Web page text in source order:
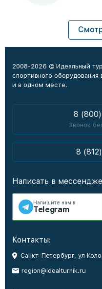
2008-2026 © Идеальный
спортивного
и в одном месте.
8
Звонок
8
Написать в
Напишите нам в
Telegram
Контакты:
Санкт-Петербург, ул
region@idealturnik.ru